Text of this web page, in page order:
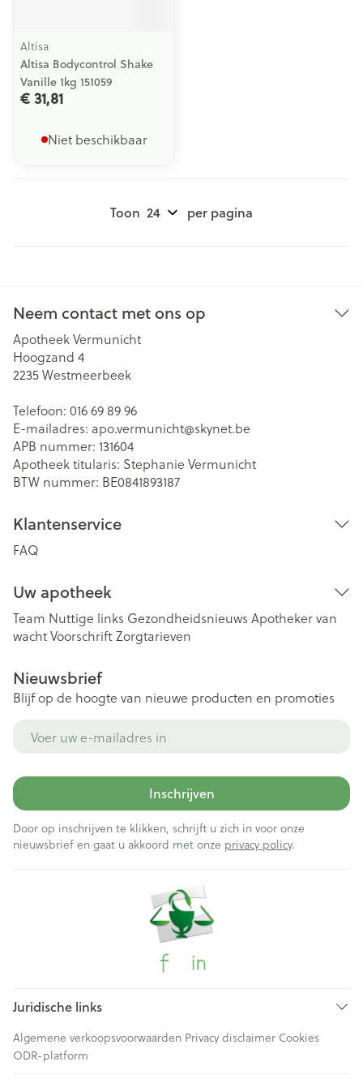
Altisa
Altisa Bodycontrol Shake
Vanille 1kg 151059
€ 31,81
Niet beschikbaar
Toon per pagina
Neem contact met ons op
Apotheek Vermunicht
Hoogzand 4
2235Westmeerbeek
Telefoon: 016 69 89 96
E-mailadres: apo.vermunicht@skynet.be
APB nummer: 131604
Apotheek titularis: Stephanie Vermunicht
BTW nummer: BE0841893187
Klantenservice
FAQ
Uw apotheek
Team Nuttige links Gezondheidsnieuws Apotheker van
wachtVoorschriftZorgtarieven
Nieuwsbrief
Blijf op de hoogte van nieuwe producten en promoties
Inschrijven
Door op inschrijven te klikken, schrijft u zich in voor onze
nieuwsbrief en gaat u akkoord met onze privacy policy.
Juridische links
Algemene verkoopsvoorwaarden Privacy disclaimer Cookies
ODR-platform